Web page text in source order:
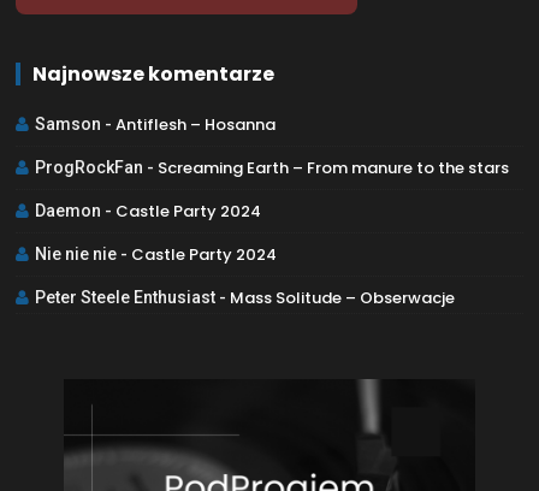
Najnowsze komentarze
Samson - Antiflesh – Hosanna
ProgRockFan - Screaming Earth – From manure to the stars
Daemon - Castle Party 2024
Nie nie nie - Castle Party 2024
Peter Steele Enthusiast - Mass Solitude – Obserwacje